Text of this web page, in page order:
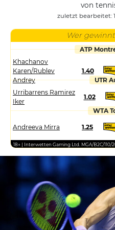
von
zuletzt bearbeitet:
Wer
ATP
Khachanov
Karen/Rublev
Andrey
1.40
UTR
Urribarrens Ramirez
Iker
1.02
WTA
Andreeva Mirra 1.25
18+ | Interwetten Gaming Ltd. MGA/B2C/